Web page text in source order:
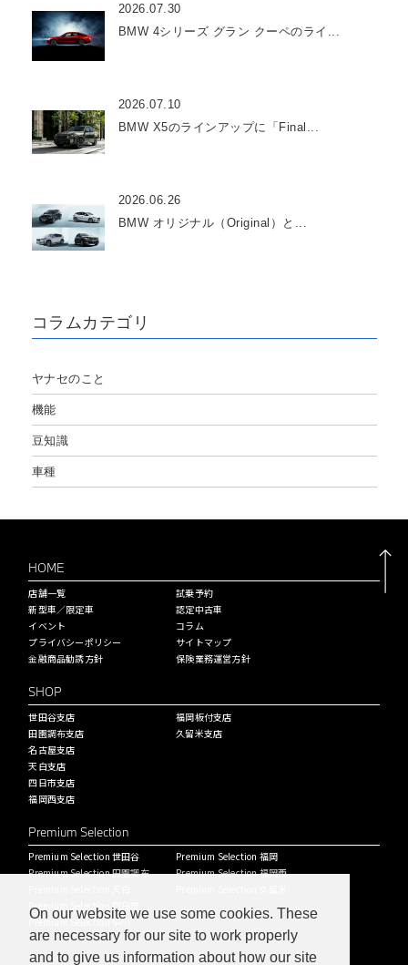
2026.07.30
BMW 4シリーズ グラン クーペのライ...
2026.07.10
BMW X5のラインアップに「Final...
2026.06.26
BMW オリジナル（Original）と...
コラムカテゴリ
ヤナセのこと
機能
豆知識
車種
HOME
店舗一覧
新型車／限定車
イベント
プライバシーポリシー
金融商品勧誘方針
試乗予約
認定中古車
コラム
サイトマップ
保険業務運営方針
SHOP
世田谷支店
田園調布支店
名古屋支店
天白支店
四日市支店
福岡西支店
福岡板付支店
久留米支店
Premium Selection
Premium Selection 世田谷
Premium Selection 田園調布
Premium Selection 四日市
Premium Selection 中川
Premium Selection 福岡
Premium Selection 福岡西
On our website we use some cookies. These
are necessary for our site to work properly
and to give us information about how our site